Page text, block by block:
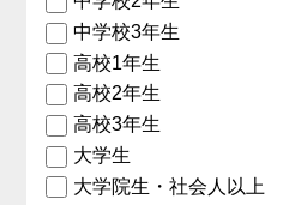
中学校3年生
高校1年生
高校2年生
高校3年生
大学生
大学院生・社会人以上